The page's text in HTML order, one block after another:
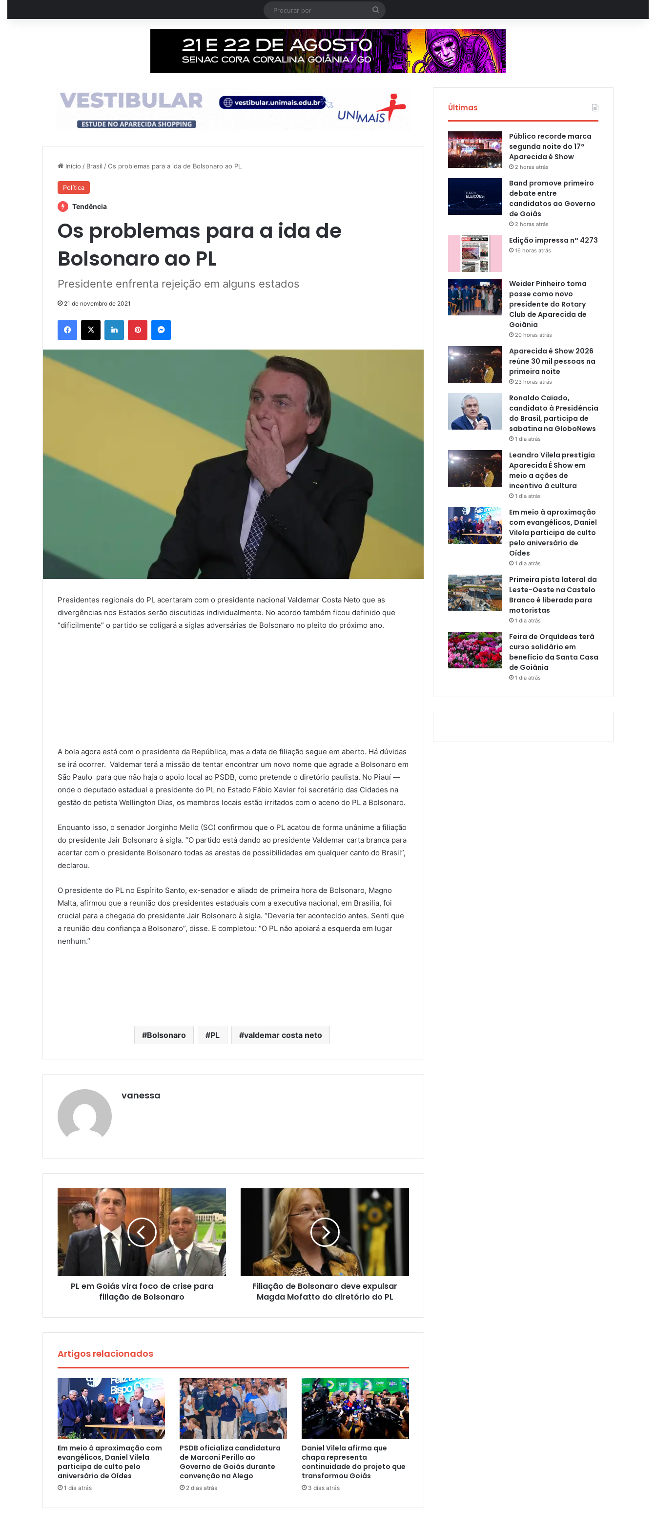
Procurar
por
Início / Brasil /Os problemas para a ida de Bolsonaro ao PL
Política
Tendência
Os problemas para a ida de
Bolsonaro ao PL
Presidente enfrenta rejeição em alguns estados
21 de novembro de 2021
Facebook
X LinkedinPinterestMessenger
Presidentes regionais do PL acertaram com o presidente nacional Valdemar Costa Neto que as
divergências nos Estados serão discutidas individualmente. No acordo também ficou definido que
“dificilmente” o partido se coligará a siglas adversárias de Bolsonaro no pleito do próximo ano.
A bola agora está com o presidente da República, mas a data de filiação segue em aberto. Há dúvidas
se irá ocorrer. Valdemar terá a missão de tentar encontrar um novo nome que agrade a Bolsonaro em
São Paulo para que não haja o apoio local ao PSDB, como pretende o diretório paulista. No Piauí —
onde o deputado estadual e presidente do PL no Estado Fábio Xavier foi secretário das Cidades na
gestão do petista Wellington Dias, os membros locais estão irritados com o aceno do PL a Bolsonaro.
Enquanto isso, o senador Jorginho Mello (SC) confirmou que o PL acatou de forma unânime a filiação
do presidente Jair Bolsonaro à sigla. “O partido está dando ao presidente Valdemar carta branca para
acertar com o presidente Bolsonaro todas as arestas de possibilidades em qualquer canto do Brasil”,
declarou.
O presidente do PL no Espírito Santo, ex-senador e aliado de primeira hora de Bolsonaro, Magno
Malta, afirmou que a reunião dos presidentes estaduais com a executiva nacional, em Brasília, foi
crucial para a chegada do presidente Jair Bolsonaro à sigla. “Deveria ter acontecido antes. Senti que
a reunião deu confiança a Bolsonaro”, disse. E completou: “O PL não apoiará a esquerda em lugar
nenhum.”
Bolsonaro PL valdemar costa neto
vanessa
PL em Goiás vira foco de crise para
filiação de Bolsonaro
Filiação de Bolsonaro deve expulsar
Magda Mofatto do diretório do PL
Artigos relacionados
Em meio à aproximação com
evangélicos, Daniel Vilela
participa de culto pelo
aniversário de Oídes
1 dia atrás
PSDB oficializa candidatura
de Marconi Perillo ao
Governo de Goiás durante
convenção na Alego
2 dias atrás
Daniel Vilela afirma que
chapa representa
continuidade do projeto que
transformou Goiás
3 dias atrás
Últimas
Público recorde marca
segunda noite do 17º
Aparecida é Show
2 horas atrás
Band promove primeiro
debate entre
candidatos ao Governo
de Goiás
2 horas atrás
Edição impressa n° 4273
16 horas atrás
Weider Pinheiro toma
posse como novo
presidente do Rotary
Club de Aparecida de
Goiânia
20 horas atrás
Aparecida é Show 2026
reúne 30 mil pessoas na
primeira noite
23 horas atrás
Ronaldo Caiado,
candidato à Presidência
do Brasil, participa de
sabatina na GloboNews
1 dia atrás
Leandro Vilela prestigia
Aparecida É Show em
meio a ações de
incentivo à cultura
1 dia atrás
Em meio à aproximação
com evangélicos, Daniel
Vilela participa de culto
pelo aniversário de
Oídes
1 dia atrás
Primeira pista lateral da
Leste-Oeste na Castelo
Branco é liberada para
motoristas
1 dia atrás
Feira de Orquídeas terá
curso solidário em
benefício da Santa Casa
de Goiânia
1 dia atrás